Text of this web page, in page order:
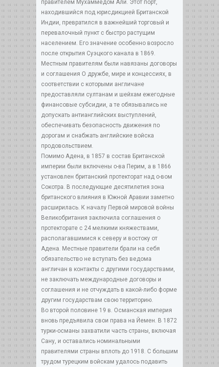
правителем Мухаммедом Али. Этот порт,
находившийся под юрисдикцией Британской
Индии, превратился в важнейший торговый и
перевалочный пункт с быстро растущим
населением. Его значение особенно возросло
после открытия Суэцкого канала в 1869.
Местным правителям были навязаны договоры
и соглашения О дружбе, мире и концессиях, в
соответствии с которыми англичане
предоставляли султанам и шейхам ежегодные
финансовые субсидии, а те обязывались не
допускать антианглийских выступлений,
обеспечивать безопасность движения по
дорогам и снабжать английские войска
продовольствием.
Помимо Адена, в 1857 в состав Британской
империи были включены о-ва Перим, а в 1866
установлен британский протекторат над о-вом
Сокотра. В последующие десятилетия зона
британского влияния в Южной Аравии заметно
расширилась. К началу Первой мировой войны
Великобритания заключила соглашения о
протекторате с 24 мелкими княжествами,
располагавшимися к северу и востоку от
Адена. Местные правители брали на себя
обязательство не вступать без ведома
англичан в контакты с другими государствами,
не заключать международные договоры и
соглашения и не отчуждать в какой-либо форме
другим государствам свою территорию.
Во второй половине 19 в. Османская империя
вновь предъявила свои права на Йемен. В 1872
турки-османы захватили часть страны, включая
Сану, и оставались номинальными
правителями страны вплоть до 1918. С большим
трудом турецким войскам удалось подавить